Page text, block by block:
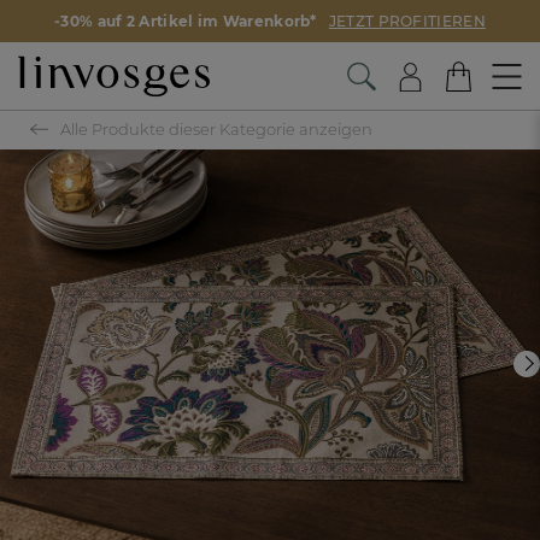
-30% auf 2 Artikel im Warenkorb* JETZT PROFITIEREN
Alle Produkte dieser Kategorie anzeigen